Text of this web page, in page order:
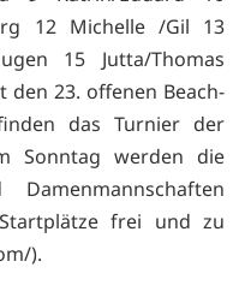
12 Michelle /Gil 13
15 Jutta/Thomas
den 23. offenen Beach-
das Turnier der
Sonntag werden die
frei und zu
).